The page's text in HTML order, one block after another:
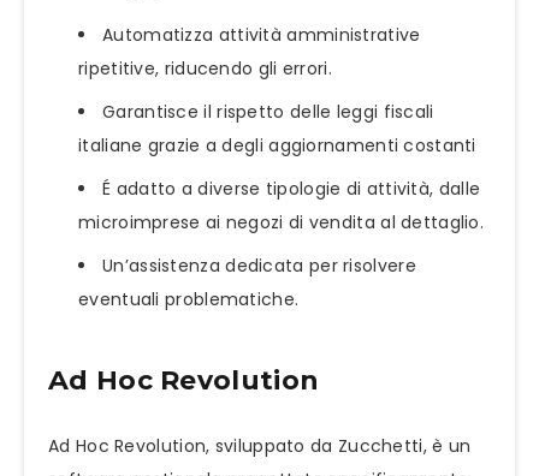
Automatizza attività amministrative
ripetitive, riducendo gli errori.
Garantisce il rispetto delle leggi fiscali
italiane grazie a degli aggiornamenti costanti
É adatto a diverse tipologie di attività, dalle
microimprese ai negozi di vendita al dettaglio.
Un’assistenza dedicata per risolvere
eventuali problematiche.
Ad Hoc Revolution
Ad Hoc Revolution, sviluppato da Zucchetti, è un